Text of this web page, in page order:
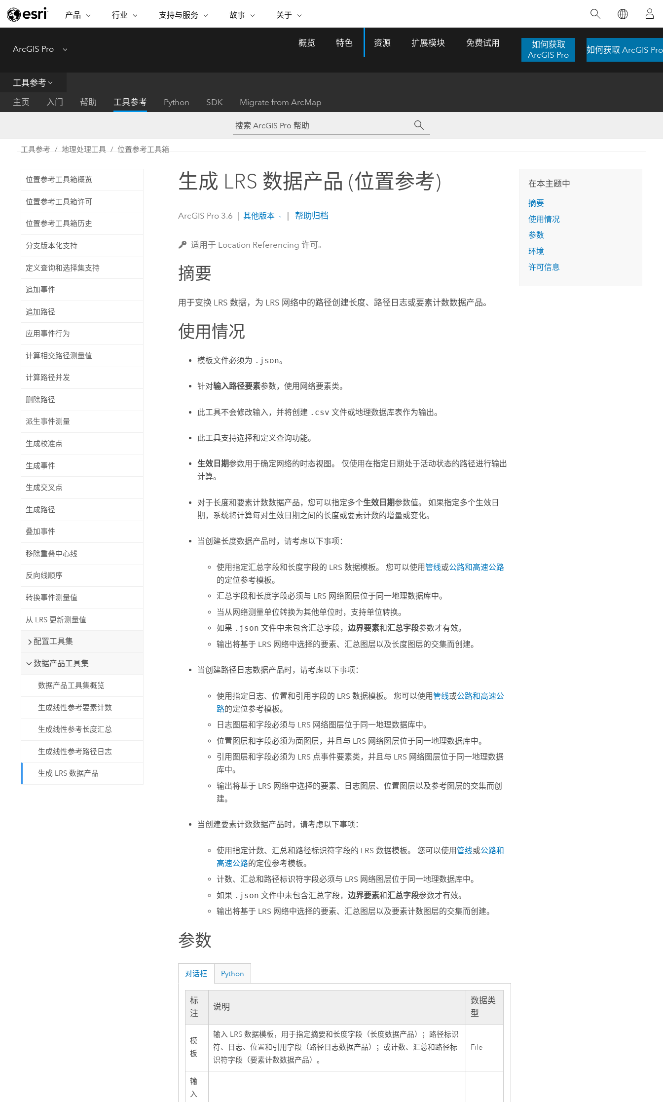
产品
ARCGIS
完整的 SaaS 制图平台
ArcGIS Enterprise
开发者技术
构建制图和空间分析应用程序
功能
将位置引入分析
集成、编辑和共享空间数据
Esri 产品、合作伙伴产品和开发
互式地图，探索产品功能，或者直接开始免
行业
行业
保护
能源公用事业
州和地方政府
电信
交通运输
专题倡议
基础设施管理
者了解基础设施工程与周围环境的关系。
探索基础设施管理
支持与服务
支持与服务 自助服务
文档
My Esri
故事
ESRI 故事
现实世界的全球 GIS 创新
客
行业新闻和 ArcGIS 更新
所有故事
动提供了有力支持。
关于
关于 ESRI
合作伙伴
招贤纳士
联系我们
数字孪生体
推荐书籍
ArcGIS Pro Menu
概览 特色 资源 扩展模块 免费试用
如何获取
ArcGIS Pro
如何获取 ArcGIS Pro
工具参考
主页
入门 帮助 工具参考 Python SDK Migrate from ArcMap
工具参考 地理处理工具 位置参考工具箱
位置参考工具箱概览
位置参考工具箱许可
位置参考工具箱历史
分支版本化支持
定义查询和选择集支持
追加事件
追加路径
应用事件行为
计算相交路径测量值
计算路径并发
删除路径
派生事件测量
生成校准点
生成事件
生成交叉点
生成路径
叠加事件
移除重叠中心线
反向线顺序
转换事件测量值
从 LRS 更新测量值
配置工具集
数据产品工具集
数据产品工具集概览
生成线性参考要素计数
生成线性参考长度汇总
生成线性参考路径日志
生成 LRS 数据产品
生成 LRS 数据产品 (位置参考)
ArcGIS Pro 3.6 其他版本 帮助归档
适用于 Location Referencing 许可。
摘要
用于变换 LRS 数据，为 LRS 网络中的路径创建长度、路径日志或要素计数数据产品。
使用情况
模板文件必须为 .json。
针对输入路径要素参数，使用网络要素类。
此工具不会修改输入，并将创建 .csv 文件或地理数据库表作为输出。
此工具支持选择和定义查询功能。
生效日期参数用于确定网络的时态视图。 仅使用在指定日期处于活动状态的路径进行输出
计算。
对于长度和要素计数数据产品，您可以指定多个生效日期参数值。 如果指定多个生效日
期，系统将计算每对生效日期之间的长度或要素计数的增量或变化。
当创建长度数据产品时，请考虑以下事项：
使用指定汇总字段和长度字段的 LRS 数据模板。 您可以使用 管线或公路和高速公路
的定位参考模板。
汇总字段和长度字段必须与 LRS 网络图层位于同一地理数据库中。
当从网络测量单位转换为其他单位时，支持单位转换。
如果 .json 文件中未包含汇总字段， 边界要素和汇总字段参数才有效。
输出将基于 LRS 网络中选择的要素、汇总图层以及长度图层的交集而创建。
当创建路径日志数据产品时，请考虑以下事项：
使用指定日志、位置和引用字段的 LRS 数据模板。 您可以使用 管线或公路和高速公
路的定位参考模板。
日志图层和字段必须与 LRS 网络图层位于同一地理数据库中。
位置图层和字段必须为面图层，并且与 LRS 网络图层位于同一地理数据库中。
引用图层和字段必须为 LRS 点事件要素类，并且与 LRS 网络图层位于同一地理数据
库中。
输出将基于 LRS 网络中选择的要素、日志图层、位置图层以及参考图层的交集而创
建。
当创建要素计数数据产品时，请考虑以下事项：
使用指定计数、汇总和路径标识符字段的 LRS 数据模板。 您可以使用 管线或公路和
高速公路的定位参考模板。
计数、汇总和路径标识符字段必须与 LRS 网络图层位于同一地理数据库中。
如果 .json 文件中未包含汇总字段， 边界要素和汇总字段参数才有效。
输出将基于 LRS 网络中选择的要素、汇总图层以及要素计数图层的交集而创建。
参数
对话框 Python
标
注
说明
数据类
型
模
板
输入 LRS 数据模板，用于指定摘要和长度字段（长度数据产品）；路径标识
符、日志、位置和引用字段（路径日志数据产品）；或计数、汇总和路径标
识符字段（要素计数数据产品）。
File
输
入
在本主题中
摘要
使用情况
参数
环境
许可信息